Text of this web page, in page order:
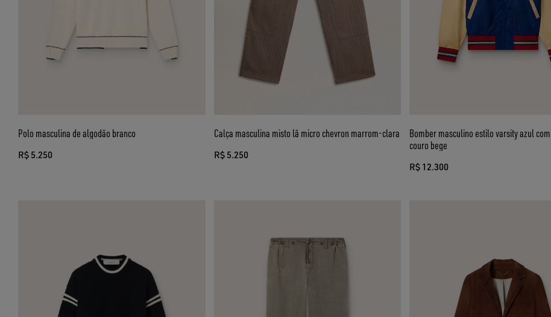
Polo masculina de algodão branco
R$ 5.250
Calça masculina misto lã micro chevron marrom-clara
R$ 5.250
Bomber masculino estilo varsity azul
couro bege
R$ 12.300